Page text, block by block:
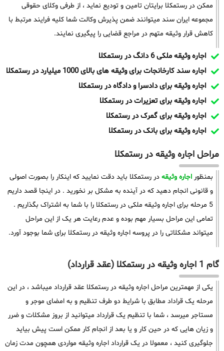
ممکن در رستمکلا برایتان تامین و تودیع نماید ، از طرفی وکلای حقوقی
مجموعه ایران سند میتوانند ضمن پذیرش وکالت شما کلیه فرایند مرتبط با
کاهش قرار وثیقه متهم در مراجع قضایی را پیگیری نمایند.
اجاره وثیقه ملکی 6 دانگ در رستمکلا
اجاره سند کارخانجات برای وثیقه های بالای 1000 میلیارد در رستمکلا
اجاره وثیقه برای دادسرا و دادگاه در رستمکلا
اجاره وثیقه برای تعزیرات در رستمکلا
اجاره وثیقه برای گمرک در رستمکلا
اجاره وثیقه برای بانک در رستمکلا
مراحل اجاره وثیقه در رستمکلا
بمنظور اجاره وثیقه در رستمکلا باید دقت نمایید که اینکار را بصورت اصولی
و قانونی انجام دهید که در آینده به مشکل بر نخورید . در اینجا قصد داریم
5 مرحله برای اجاره وثیقه ملکی در رستمکلا را با شما به اشتراک بگذاریم .
تمامی این مراحل بسیار مهم بوده و عدم رعایت هر یک از این مراحل
میتواند مشکلاتی را در پروسه اجاره وثیقه در رستمکلا برای شما بوجود آورد.
گام 1 اجاره وثیقه در رستمکلا (عقد قرارداد)
یکی از مهمترین مراحل اجاره وثیقه در رستمکلا عقد قرارداد میباشد ، در این
مرحله یک قراداد مطابق با شرایط دو طرف تنظیم و به امضای موجر و
مستاجر میرسد ، شما با تنظیم یک قرارداد میتوانید از بروز مشکلات و ضرر
و زیان هایی که در حین کار و یا بعد از انجام کار ممکن است پیش بیاید
جلوگیری کنید ، معمولا در یک قرارداد اجاره وثیقه مواردی همچون مدت زمان